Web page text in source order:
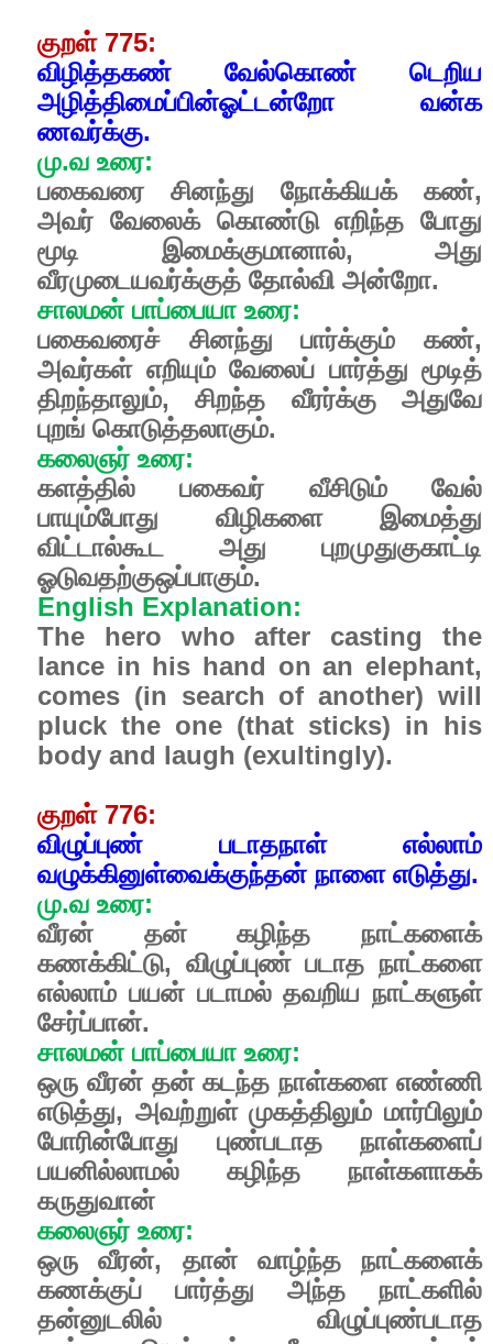
குறள் 775:
விழித்தகண் வேல்கொண் டெறிய
அழித்திமைப்பின்ஓட்டன்றோ வன்க
ணவர்க்கு.
மு.வ உரை:
பகைவரை சினந்து நோக்கியக் கண்,
அவர் வேலைக் கொண்டு எறிந்த போது
மூடி இமைக்குமானால், அது
வீரமுடையவர்க்குத் தோல்வி அன்றோ.
சாலமன் பாப்பையா உரை:
பகைவரைச் சினந்து பார்க்கும் கண்,
அவர்கள் எறியும் வேலைப் பார்த்து மூடித்
திறந்தாலும், சிறந்த வீரர்க்கு அதுவே
புறங் கொடுத்தலாகும்.
கலைஞர் உரை:
களத்தில் பகைவர் வீசிடும் வேல்
பாயும்போது விழிகளை இமைத்து
விட்டால்கூட அது புறமுதுகுகாட்டி
ஓடுவதற்குஒப்பாகும்.
English Explanation:
The hero who after casting the
lance in his hand on an elephant,
comes (in search of another) will
pluck the one (that sticks) in his
body and laugh (exultingly).
குறள் 776:
விழுப்புண் படாதநாள் எல்லாம்
வழுக்கினுள்வைக்குந்தன் நாளை எடுத்து.
மு.வ உரை:
வீரன் தன் கழிந்த நாட்களைக்
கணக்கிட்டு, விழுப்புண் படாத நாட்களை
எல்லாம் பயன் படாமல் தவறிய நாட்களுள்
சேர்ப்பான்.
சாலமன் பாப்பையா உரை:
ஒரு வீரன் தன் கடந்த நாள்களை எண்ணி
எடுத்து, அவற்றுள் முகத்திலும் மார்பிலும்
போரின்போது புண்படாத நாள்களைப்
பயனில்லாமல் கழிந்த நாள்களாகக்
கருதுவான்
கலைஞர் உரை:
ஒரு வீரன், தான் வாழ்ந்த நாட்களைக்
கணக்குப் பார்த்து அந்த நாட்களில்
தன்னுடலில் விழுப்புண்படாத